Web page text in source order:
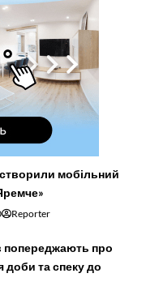
мобільний
Reporter
попереджають про
доби та спеку до